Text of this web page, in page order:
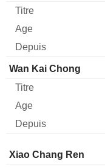
Wan Kai Chong
Administrateur Titre
Xiao Chang Ren